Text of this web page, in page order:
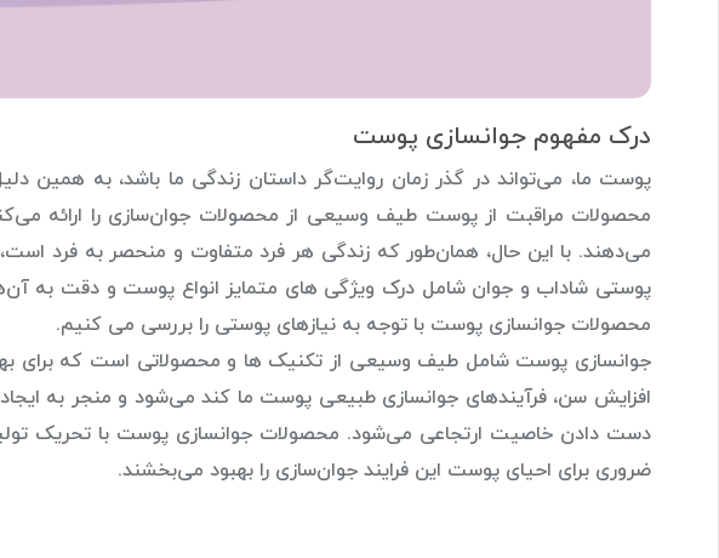
درک مفهوم جوانسازی پوست
پوست ما، می‌تواند در گذر زمان روایت‌گر داستان زندگی ما باشد، به همین
محصولات مراقبت از پوست طیف وسیعی از محصولات جوان‌سازی را ارائه
می‌دهند. با این حال، همان‌طور که زندگی هر فرد متفاوت و منحصر به فرد
پوستی شاداب و جوان شامل درک ویژگی های متمایز انواع پوست و دقت به
محصولات جوانسازی پوست با توجه به نیازهای پوستی را بررسی می کنیم.
جوانسازی پوست شامل طیف وسیعی از تکنیک ها و محصولاتی است که برای
افزایش سن، فرآیندهای جوانسازی طبیعی پوست ما کند می‌شود و منجر به
دست دادن خاصیت ارتجاعی می‌شود. محصولات جوانسازی پوست با تحریک
ضروری برای احیای پوست این فرایند جوان‌سازی را بهبود می‌بخشند.